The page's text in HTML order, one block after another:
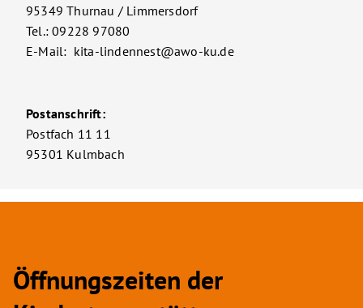
95349 Thurnau / Limmersdorf
Tel.: 09228 97080
E-Mail: kita-lindennest@awo-ku.de
Postanschrift:
Postfach 11 11
95301 Kulmbach
Öffnungszeiten der